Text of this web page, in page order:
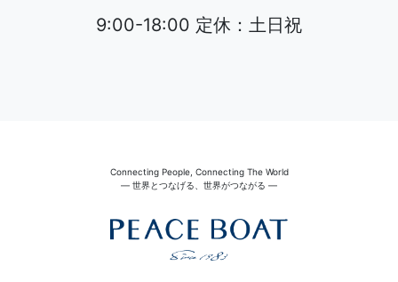
9:00-18:00 定休：土日祝
Connecting People, Connecting The World
― 世界とつなげる、世界がつながる ―